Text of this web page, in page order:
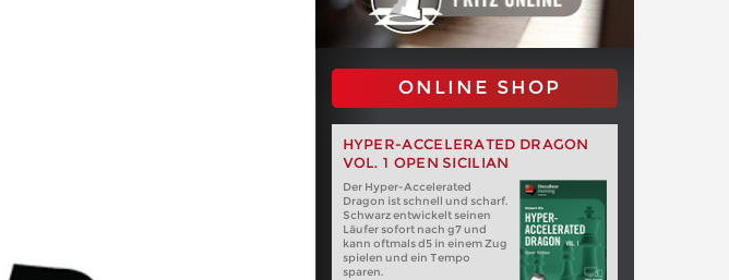
ONLINE SHOP
HYPER-ACCELERATED DRAGON
VOL. 1 OPEN SICILIAN
Der Hyper-Accelerated
Dragon ist schnell und scharf.
Schwarz entwickelt seinen
Läufer sofort nach g7 und
kann oftmals d5 in einem Zug
spielen und ein Tempo
sparen.